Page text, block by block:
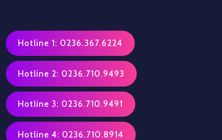
Hotline 1: 0236.367.6224
Hotline 2: 0236.710.9493
Hotline 3: 0236.710.9491
Hotline 4: 0236.710.8914